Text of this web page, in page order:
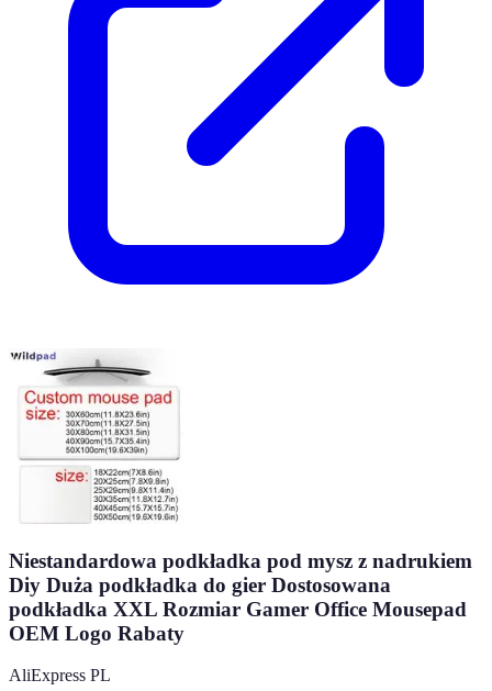
Niestandardowa podkładka pod mysz z nadrukiem
Diy Duża podkładka do gier Dostosowana
podkładka XXL Rozmiar Gamer Office Mousepad
OEM Logo Rabaty
AliExpress PL